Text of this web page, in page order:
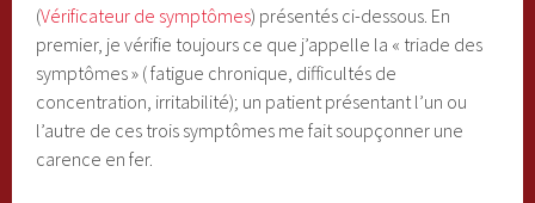
(Vérificateur de symptômes) présentés ci-dessous. En
premier, je vérifie toujours ce que j’appelle la « triade des
symptômes » ( fatigue chronique, difficultés de
concentration, irritabilité); un patient présentant l’un ou
l’autre de ces trois symptômes me fait soupçonner une
carence en fer.